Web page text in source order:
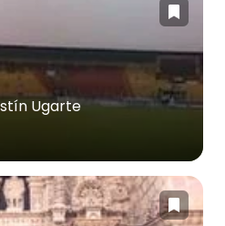
Ugarte